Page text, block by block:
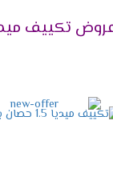
إزالة
.
تكييف